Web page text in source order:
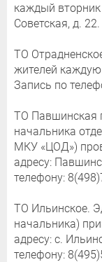
каждый вторник
Советская, д.
ТО
жителей каждую
Запись по
ТО Павшинская
начальника
МКУ «ЦОД»)
адресу:
телефону:
ТО Ильинское.
начальника)
адресу: с.
телефону: